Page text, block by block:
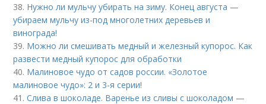
38. Нужно ли мульчу убирать на зиму. Конец августа —
убираем мульчу из-под многолетних деревьев и
винограда!
39. Можно ли смешивать медный и железный купорос. Как
развести медный купорос для обработки
40. Малиновое чудо от садов россии. «Золотое
малиновое чудо»: 2 и 3-я серии!
41.Слива в шоколаде. Варенье из сливы с шоколадом —